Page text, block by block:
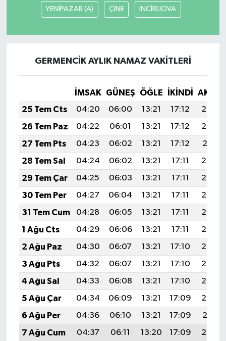
YENİPAZAR (A) ÇİNE İNCİRLİOVA
GERMENCİK AYLIK NAMAZ VAKITLERI
İMSAK GÜNEŞ ÖĞLE İKINDI
25 Tem Cts
04:20 06:00 13:21 17:12
20:33
26 Tem Paz
04:22 06:01 13:21 17:12
20:32
27 Tem Pts
04:23 06:02 13:21 17:12
20:31
28 Tem Sal
04:24 06:02 13:21 17:11
20:30
29 Tem Çar
04:25 06:03 13:21 17:11
20:29
30 Tem Per
04:27 06:04 13:21 17:11
20:28
31 Tem Cum
04:28 06:05 13:21 17:11
20:27
1 Ağu Cts
04:29 06:06 13:21 17:11
20:26
2 Ağu Paz
04:30 06:07 13:21 17:10
20:25
3 Ağu Pts
04:32 06:07 13:21 17:10
20:24
4 Ağu Sal
04:33 06:08 13:21 17:10
20:23
5 Ağu Çar
04:34 06:09 13:21 17:09
20:22
6 Ağu Per
04:36 06:10 13:21 17:09
20:21
7 Ağu Cum
04:37 06:11 13:20 17:09
20:20